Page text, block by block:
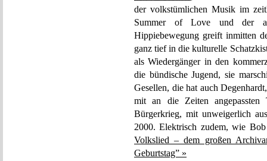
der volkstümlichen Musik im
Summer of Love und der
Hippiebewegung greift inmitten
ganz tief in die kulturelle
als Wiedergänger in den
die bündische Jugend, sie
Gesellen, die hat auch
mit an die Zeiten
Bürgerkrieg, mit unweigerlich
2000. Elektrisch zudem, wie
Volkslied – dem großen
Geburtstag” »